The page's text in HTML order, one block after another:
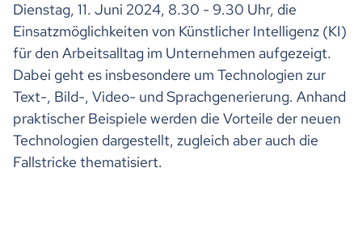
Dienstag, 11. Juni 2024, 8.30 - 9.30 Uhr, die
Einsatzmöglichkeiten von Künstlicher Intelligenz (KI)
für den Arbeitsalltag im Unternehmen aufgezeigt.
Dabei geht es insbesondere um Technologien zur
Text-, Bild-, Video- und Sprachgenerierung. Anhand
praktischer Beispiele werden die Vorteile der neuen
Technologien dargestellt, zugleich aber auch die
Fallstricke thematisiert.